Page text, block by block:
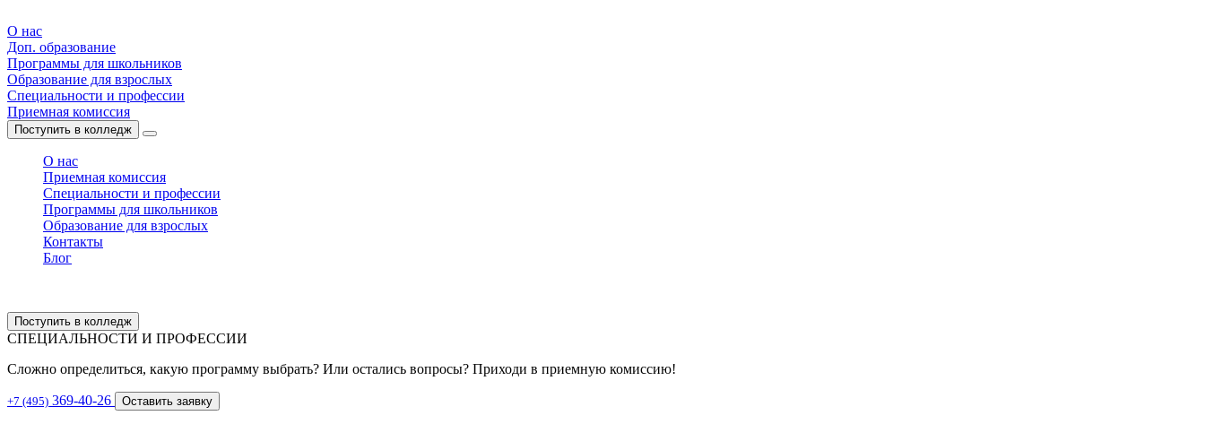
О нас
Доп. образование
Программы для школьников
Образование для взрослых
Специальности и профессии
Приемная комиссия
Поступить в колледж
О нас
Приемная комиссия
Специальности и профессии
Программы для школьников
Образование для взрослых
Контакты
Блог
Поступить в колледж
СПЕЦИАЛЬНОСТИ И ПРОФЕССИИ
Сложно определиться, какую программу выбрать? Или остались вопросы? Приходи в приемную комиссию!
+7 (495) 369-40-26 Оставить заявку